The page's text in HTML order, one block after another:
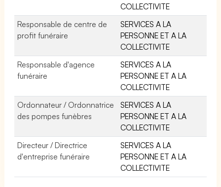
COLLECTIVITE
Responsable de centre de
profit funéraire
SERVICES A LA
PERSONNE ET A LA
COLLECTIVITE
Responsable d'agence
funéraire
SERVICES A LA
PERSONNE ET A LA
COLLECTIVITE
Ordonnateur / Ordonnatrice
des pompes funèbres
SERVICES A LA
PERSONNE ET A LA
COLLECTIVITE
Directeur / Directrice
d'entreprise funéraire
SERVICES A LA
PERSONNE ET A LA
COLLECTIVITE